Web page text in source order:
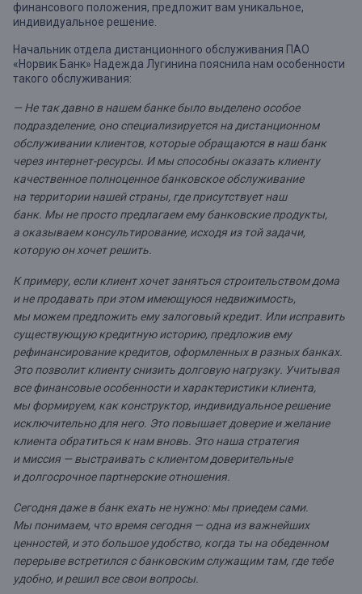
финансового положения, предложит вам уникальное,
индивидуальное решение.
Начальник отдела дистанционного обслуживания ПАО
«Норвик Банк» Надежда Лугинина пояснила нам особенности
такого обслуживания:
— Не так давно в нашем банке было выделено особое
подразделение, оно специализируется на дистанционном
обслуживании клиентов, которые обращаются в наш банк
через интернет-ресурсы. И мы способны оказать клиенту
качественное полноценное банковское обслуживание
на территории нашей страны, где присутствует наш
банк. Мы не просто предлагаем ему банковские продукты,
а оказываем консультирование, исходя из той задачи,
которую он хочет решить.
К примеру, если клиент хочет заняться строительством дома
и не продавать при этом имеющуюся недвижимость,
мы можем предложить ему залоговый кредит. Или исправить
существующую кредитную историю, предложив ему
рефинансирование кредитов, оформленных в разных банках.
Это позволит клиенту снизить долговую нагрузку. Учитывая
все финансовые особенности и характеристики клиента,
мы формируем, как конструктор, индивидуальное решение
исключительно для него. Это повышает доверие и желание
клиента обратиться к нам вновь. Это наша стратегия
и миссия — выстраивать с клиентом доверительные
и долгосрочное партнерские отношения.
Сегодня даже в банк ехать не нужно: мы приедем сами.
Мы понимаем, что время сегодня — одна из важнейших
ценностей, и это большое удобство, когда ты на обеденном
перерыве встретился с банковским служащим там, где тебе
удобно, и решил все свои вопросы.